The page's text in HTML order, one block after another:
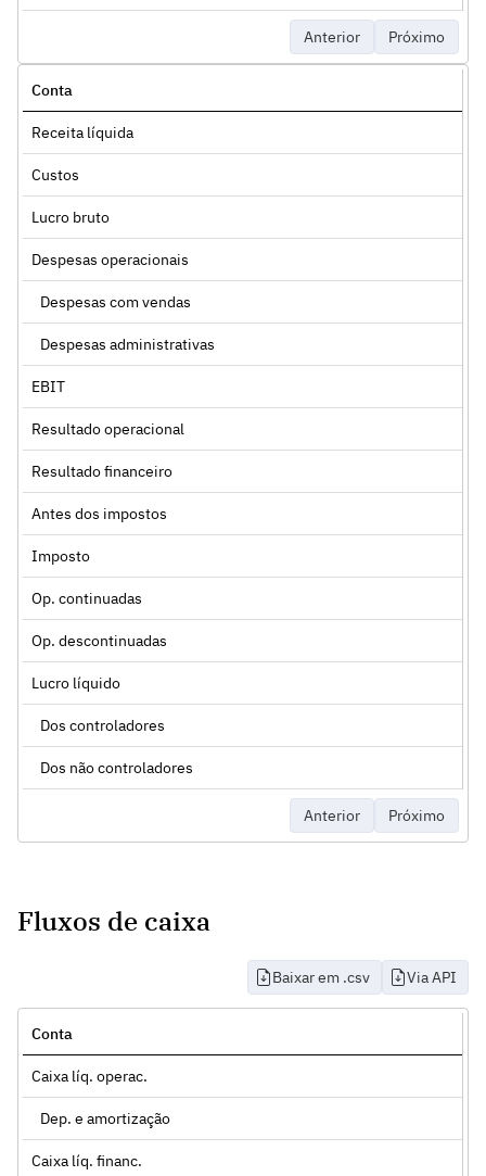
Anterior Próximo
Conta
Receita líquida
Custos
Lucro bruto
Despesas operacionais
Despesas com vendas
Despesas administrativas
EBIT
Resultado operacional
Resultado financeiro
Antes dos impostos
Imposto
Op. continuadas
Op. descontinuadas
Lucro líquido
Dos controladores
Dos não controladores
Anterior Próximo
Fluxos de caixa
Baixar em .csv Via API
Conta
Caixa líq. operac.
Dep. e amortização
Caixa líq. financ.